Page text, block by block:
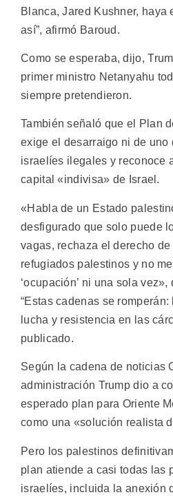
Blanca, Jared Kushner, haya
así”, afirmó Baroud.
Como se esperaba, dijo,
primer ministro Netanyahu
siempre pretendieron.
También señaló que el Plan
exige el desarraigo ni de uno
israelíes ilegales y reconoce
capital «indivisa» de Israel.
«Habla de un Estado
desfigurado que solo puede
vagas, rechaza el derecho
refugiados palestinos y no
‘ocupación’ ni una sola
“Estas cadenas se
lucha y resistencia en las
publicado.
Según la cadena de noticias
administración Trump dio a
esperado plan para Oriente
como una «solución realista
Pero los palestinos
plan atiende a casi todas las
israelíes, incluida la anexión